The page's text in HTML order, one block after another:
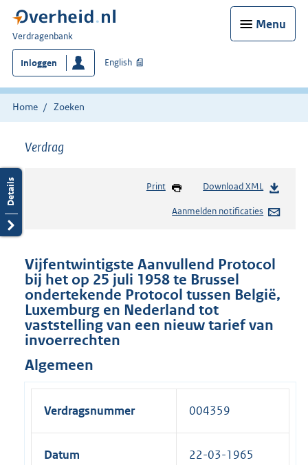
Menu
U
bent
hier:
Verdragenbank
Inloggen English
Home Zoeken
Verdrag
Print Download XML
Aanmelden notificaties
Vijfentwintigste Aanvullend Protocol
bij het op 25 juli 1958 te Brussel
ondertekende Protocol tussen België,
Luxemburg en Nederland tot
vaststelling van een nieuw tarief van
invoerrechten
Algemeen
Verdragsnummer 004359
Datum
22-03-1965